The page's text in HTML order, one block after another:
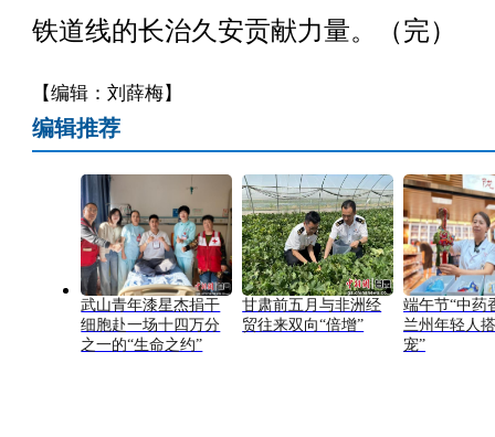
铁道线的长治久安贡献力量。（完）
【编辑：刘薛梅】
编辑推荐
武山青年漆星杰捐干
细胞赴一场十四万分
之一的“生命之约”
甘肃前五月与非洲经
贸往来双向“倍增”
端午节“中药
兰州年轻人
宠”